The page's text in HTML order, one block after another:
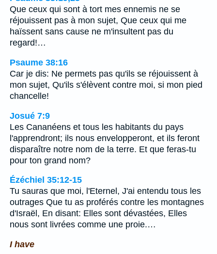
Que ceux qui sont à tort mes ennemis ne se
réjouissent pas à mon sujet, Que ceux qui me
haïssent sans cause ne m'insultent pas du
regard!…
Psaume 38:16
Car je dis: Ne permets pas qu'ils se réjouissent à
mon sujet, Qu'ils s'élèvent contre moi, si mon pied
chancelle!
Josué 7:9
Les Cananéens et tous les habitants du pays
l'apprendront; ils nous envelopperont, et ils feront
disparaître notre nom de la terre. Et que feras-tu
pour ton grand nom?
Ézéchiel 35:12-15
Tu sauras que moi, l'Eternel, J'ai entendu tous les
outrages Que tu as proférés contre les montagnes
d'Israël, En disant: Elles sont dévastées, Elles
nous sont livrées comme une proie.…
I have